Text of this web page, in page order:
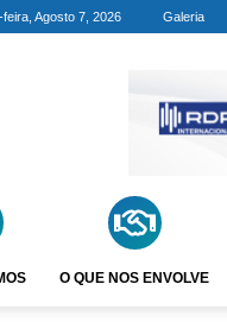
feira, Agosto 7, 2026 Galeria
O QUE NOS ENVOLVE